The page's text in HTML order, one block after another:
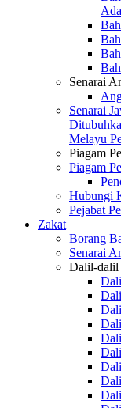
Senarai
Senarai
Melayu
Piagam
Piagam
Hubungi
Pejabat
Zakat
Borang
Senarai
Dalil-dalil